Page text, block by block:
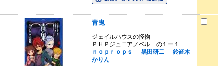
青鬼
ジェイルハウスの怪物
ＰＨＰジュニアノベル の１ー１
ｎｏｐｒｏｐｓ
黒田研二
鈴羅木
かりん